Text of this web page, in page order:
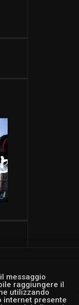
messaggio
raggiungere il
utilizzando
internet presente